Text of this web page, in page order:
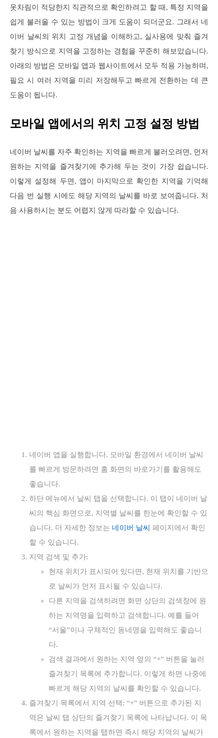
옷차림이 적당한지 직관적으로 확인하려고 할 때, 특정 지역을
쉽게 불러올 수 있는 방법이 크게 도움이 되더군요. 그래서 네
이버 날씨의 위치 고정 개념을 이해하고, 실사용에 맞춰 즐겨
찾기 방식으로 지역을 고정하는 경험을 꾸준히 해보았습니다.
아래의 방법은 모바일 앱과 웹사이트에서 모두 적용 가능하며,
필요 시 여러 지역을 미리 저장해두고 빠르게 전환하는 데 큰
도움이 됩니다.
모바일 앱에서의 위치 고정 설정 방법
네이버 날씨를 자주 확인하는 지역을 빠르게 불러오려면, 먼저
원하는 지역을 즐겨찾기에 추가해 두는 것이 가장 쉽습니다.
이렇게 설정해 두면, 앱이 마지막으로 확인한 지역을 기억해
다음 번 실행 시에도 해당 지역의 날씨를 바로 보여줍니다. 처
음 사용하시는 분도 어렵지 않게 따라할 수 있습니다.
네이버 앱을 실행합니다. 모바일 환경에서 네이버 날씨
를 빠르게 방문하려면 홈 화면의 바로가기를 활용해도
좋습니다.
하단 메뉴에서 날씨 탭을 선택합니다. 이 탭이 네이버 날
씨의 핵심 화면으로, 지역별 날씨를 한눈에 확인할 수 있
습니다. 더 자세한 정보는 네이버 날씨 페이지에서 확인
할 수 있습니다.
지역 검색 및 추가:
현재 위치가 표시되어 있다면, 현재 위치를 기반으
로 날씨가 먼저 표시될 수 있습니다.
다른 지역을 검색하려면 화면 상단의 검색창에 원
하는 지역명을 입력하고 검색합니다. 예를 들어
“서울”이나 구체적인 동네명을 입력해도 좋습니
다.
검색 결과에서 원하는 지역 옆의 “+” 버튼을 눌러
즐겨찾기 목록에 추가합니다. 이렇게 하면 나중에
빠르게 해당 지역의 날씨를 확인할 수 있습니다.
즐겨찾기 목록에서 지역 선택: “+” 버튼으로 추가된 지
역은 날씨 탭 상단의 즐겨찾기 목록에 나타납니다. 이 목
록에서 원하는 지역을 탭하면 즉시 해당 지역의 날씨가